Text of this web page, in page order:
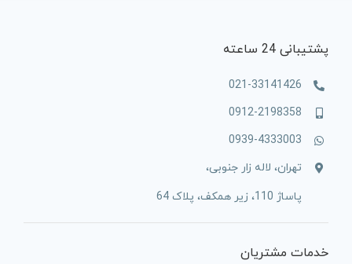
پشتیبانی 24 ساعته
021-33141426
0912-2198358
0939-4333003
تهران، لاله زار جنوبی،
پاساژ 110، زیر همکف، پلاک 64
خدمات مشتریان